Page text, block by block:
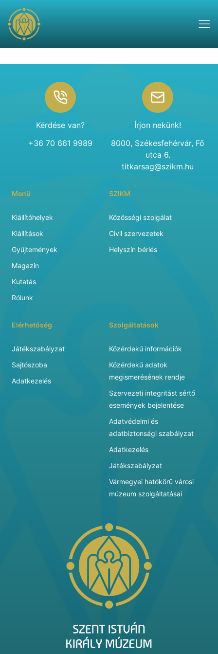
Kérdése van?
+36 70 661 9989
Írjon nekünk!
8000, Székesfehérvár, Fő
utca 6.
titkarsag@szikm.hu
Menü
Kiállítóhelyek
Kiállítások
Gyűjtemények
Magazin
Kutatás
Rólunk
SZIKM
Közösségi szolgálat
Civil szervezetek
Helyszín bérlés
Elérhetőség
Játékszabályzat
Sajtószoba
Adatkezelés
Szolgáltatások
Közérdekű információk
Közérdekű adatok
megismerésének rendje
Szervezeti integritást sértő
események bejelentése
Adatvédelmi és
adatbiztonsági szabályzat
Adatkezelés
Játékszabályzat
Vármegyei hatókörű városi
múzeum szolgáltatásai